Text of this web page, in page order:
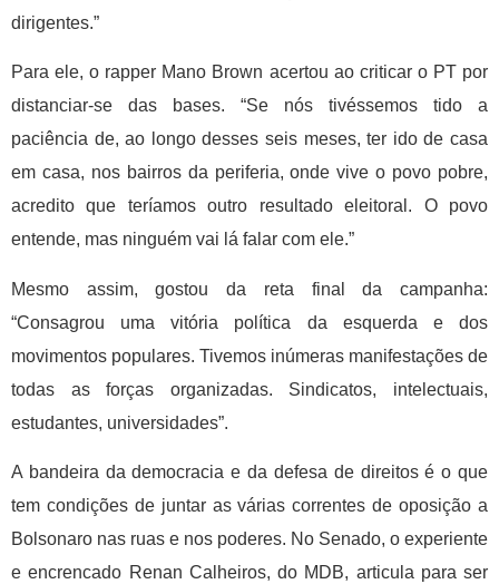
dirigentes.”
Para ele, o rapper Mano Brown acertou ao criticar o PT por
distanciar-se das bases. “Se nós tivéssemos tido a
paciência de, ao longo desses seis meses, ter ido de casa
em casa, nos bairros da periferia, onde vive o povo pobre,
acredito que teríamos outro resultado eleitoral. O povo
entende, mas ninguém vai lá falar com ele.”
Mesmo assim, gostou da reta final da campanha:
“Consagrou uma vitória política da esquerda e dos
movimentos populares. Tivemos inúmeras manifestações de
todas as forças organizadas. Sindicatos, intelectuais,
estudantes, universidades”.
A bandeira da democracia e da defesa de direitos é o que
tem condições de juntar as várias correntes de oposição a
Bolsonaro nas ruas e nos poderes. No Senado, o experiente
e encrencado Renan Calheiros, do MDB, articula para ser